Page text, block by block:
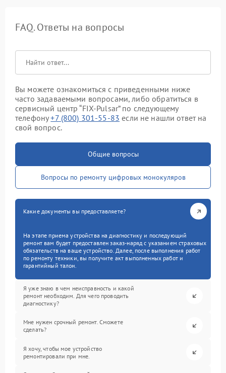
FAQ. Ответы на вопросы
Вы можете ознакомиться с приведенными ниже
часто задаваемыми вопросами, либо обратиться в
сервисный центр “FIX-Pulsar” по следующему
телефону+7 (800) 301-55-83 если не нашли ответ на
свой вопрос.
Общие вопросы
Вопросы по ремонту цифровых монокуляров
Какие документы вы предоставляете?
На этапе приема устройства на диагностику и последующий
ремонт вам будет предоставлен заказ-наряд с указанием страховых
обязательств на ваше устройство. Далее, после выполнения работ
по ремонту техники, вы получите акт выполненных работ и
гарантийный талон.
Я уже знаю в чем неисправность и какой
ремонт необходим. Для чего проводить
диагностику?
Мне нужен срочный ремонт. Сможете
сделать?
Я хочу, чтобы мое устройство
ремонтировали при мне.